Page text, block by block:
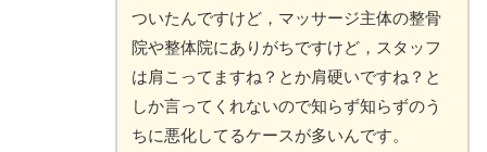
ついたんですけど，マッサージ主体の整骨
院や整体院にありがちですけど，スタッフ
は肩こってますね？とか肩硬いですね？と
しか言ってくれないので知らず知らずのう
ちに悪化してるケースが多いんです。